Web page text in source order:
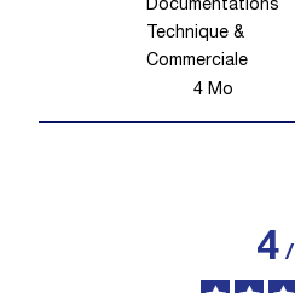
Documentations
Technique &
Commerciale
4Mo
4/